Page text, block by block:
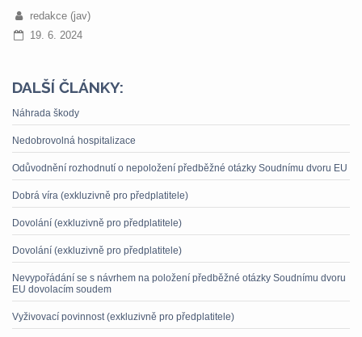
redakce (jav)
19. 6. 2024
DALŠÍ ČLÁNKY:
Náhrada škody
Nedobrovolná hospitalizace
Odůvodnění rozhodnutí o nepoložení předběžné otázky Soudnímu dvoru EU
Dobrá víra (exkluzivně pro předplatitele)
Dovolání (exkluzivně pro předplatitele)
Dovolání (exkluzivně pro předplatitele)
Nevypořádání se s návrhem na položení předběžné otázky Soudnímu dvoru
EU dovolacím soudem
Vyživovací povinnost (exkluzivně pro předplatitele)